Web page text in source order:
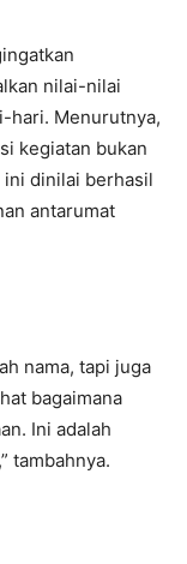
nilai-nilai
hari. Menurutnya,
kegiatan bukan
ini dinilai berhasil
antarumat
nama, tapi juga
bagaimana
Ini adalah
tambahnya.